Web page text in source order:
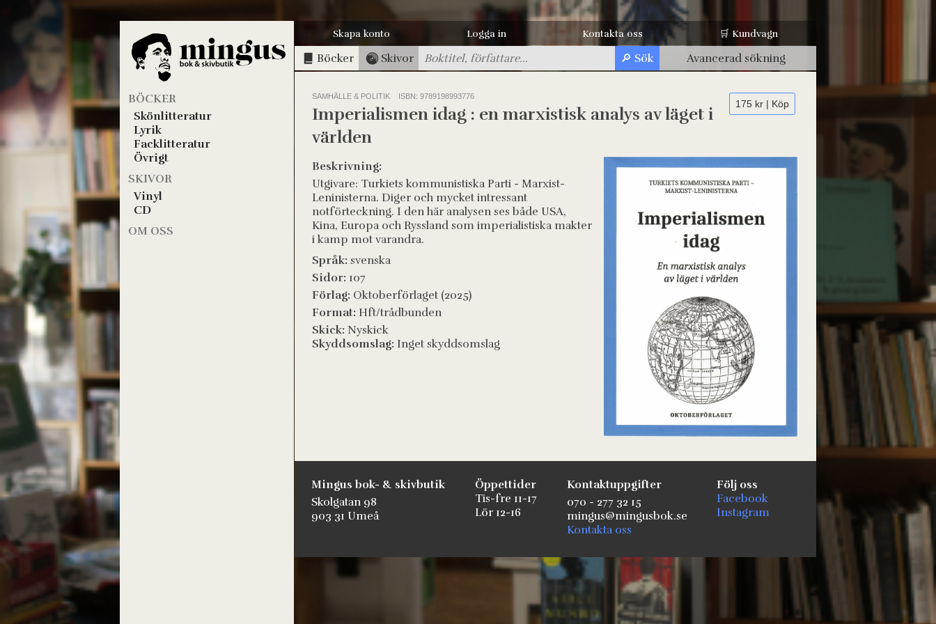
BÖCKER
Skönlitteratur
Lyrik
Facklitteratur
Övrigt
SKIVOR
Vinyl
CD
OM OSS
Skapa konto Logga in Kontakta oss 🛒 Kundvagn
Böcker Skivor Avancerad sökning
SAMHÄLLE & POLITIK ISBN: 9789198993776
175 kr | Köp
Imperialismen idag : en marxistisk analys av läget i
världen
Beskrivning:
Utgivare: Turkiets kommunistiska Parti - Marxist-
Leninisterna. Diger och mycket intressant
notförteckning. I den här analysen ses både USA,
Kina, Europa och Ryssland som imperialistiska makter
i kamp mot varandra.
Språk: svenska
Sidor: 107
Förlag: Oktoberförlaget (2025)
Format: Hft/trådbunden
Skick: Nyskick
Skyddsomslag: Inget skyddsomslag
Mingus bok- & skivbutik
Skolgatan 98
903 31 Umeå
Öppettider
Tis-fre 11-17
Lör 12-16
Kontaktuppgifter
070 - 277 32 15
mingus@mingusbok.se
Kontakta oss
Följ oss
Facebook
Instagram